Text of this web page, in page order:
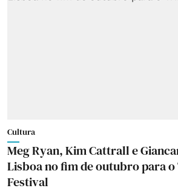
Cultura
Meg Ryan, Kim Cattrall e
Lisboa no fim de outubro para
Festival